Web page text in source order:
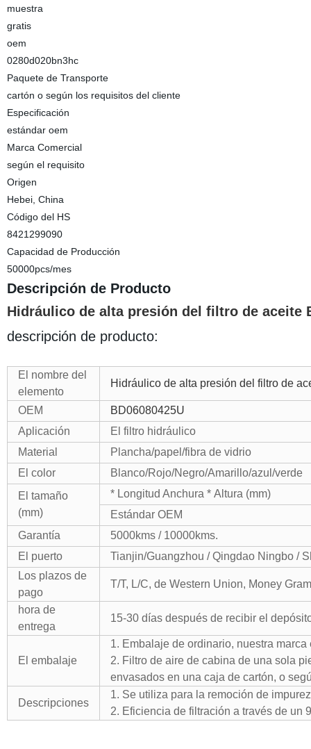
muestra
gratis
oem
0280d020bn3hc
Paquete de Transporte
cartón o según los requisitos del cliente
Especificación
estándar oem
Marca Comercial
según el requisito
Origen
Hebei, China
Código del HS
8421299090
Capacidad de Producción
50000pcs/mes
Descripción de Producto
Hidráulico de alta presión del filtro de aceite
descripción de producto:
El nombre del
elemento
Hidráulico de alta presión del filtro de
OEM
BD06080425U
Aplicación
El filtro hidráulico
Material
Plancha/papel/fibra de vidrio
El color
Blanco/Rojo/Negro/Amarillo/azul/verde
El tamaño
(mm)
* Longitud Anchura * Altura (mm)
Estándar OEM
Garantía
5000kms / 10000kms.
El puerto
Tianjin/Guangzhou / Qingdao Ningbo /
Los plazos de
pago
T/T, L/C, de Western Union, Money
hora de
entrega
15-30 días después de recibir el
El embalaje
1. Embalaje de ordinario, nuestra
2. Filtro de aire de cabina de una sola
envasados en una caja de cartón, o
Descripciones
1. Se utiliza para la remoción de
2. Eficiencia de filtración a través de un